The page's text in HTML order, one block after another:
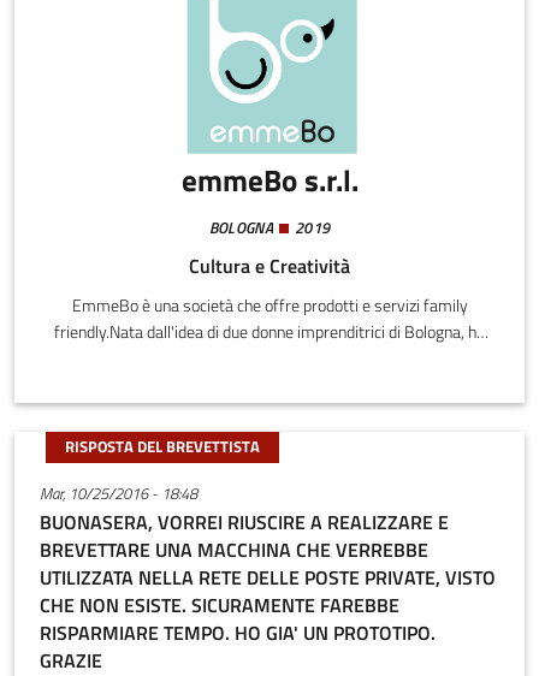
emmeBo s.r.l.
BOLOGNA 2019
Cultura e Creatività
EmmeBo è una società che offre prodotti e servizi family
friendly.Nata dall'idea di due donne imprenditrici di Bologna, ha
Emilia Romagna, con un prodotto dedicato alle famiglie.
RISPOSTA DEL BREVETTISTA
Mar, 10/25/2016 - 18:48
BUONASERA, VORREI RIUSCIRE A REALIZZARE E
BREVETTARE UNA MACCHINA CHE VERREBBE
UTILIZZATA NELLA RETE DELLE POSTE PRIVATE, VISTO
CHE NON ESISTE. SICURAMENTE FAREBBE
RISPARMIARE TEMPO. HO GIA' UN PROTOTIPO.
GRAZIE